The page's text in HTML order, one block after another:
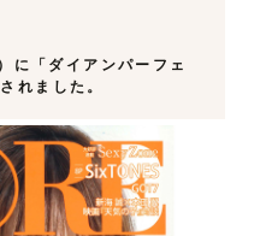
に「ダイアンパーフェ
れました。